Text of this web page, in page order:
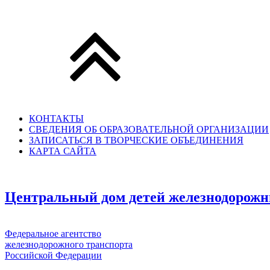
КОНТАКТЫ
СВЕДЕНИЯ ОБ ОБРАЗОВАТЕЛЬНОЙ ОРГАНИЗАЦИИ
ЗАПИСАТЬСЯ В ТВОРЧЕСКИЕ ОБЪЕДИНЕНИЯ
КАРТА САЙТА
Центральный дом детей
Федеральное агентство
железнодорожного транспорта
Российской Федерации